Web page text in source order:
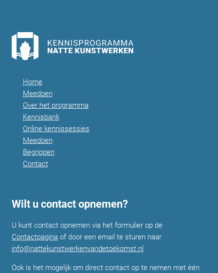
Home
Meedoen
Over het programma
Kennisbank
Online kennissessies
Meedoen
Begrippen
Contact
Wilt u contact opnemen?
U kunt contact opnemen via het formulier op de
Contactpagina of door een email te sturen naar
info@nattekunstwerkenvandetoekomst.nl
Ook is het mogelijk om direct contact op te nemen met één